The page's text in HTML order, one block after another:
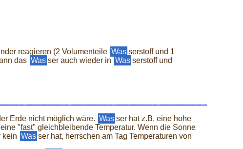
reagieren (2 Volumenteile Was serstoff und 1
das Was ser auch wieder in Was serstoff und
Erde nicht möglich wäre. Was ser hat z.B. eine hohe
"fast" gleichbleibende Temperatur. Wenn die Sonne
kein Was ser hat, herrschen am Tag Temperaturen von